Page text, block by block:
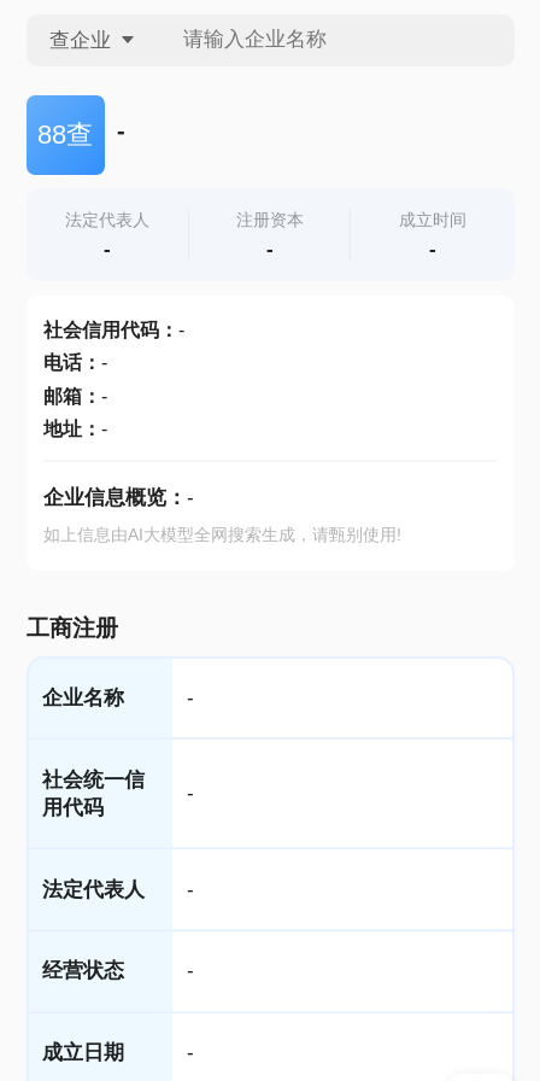
查企业
查企业
查产地
88查 -
法定代表人
-
注册资本
-
成立时间
-
社会信用代码： -
电话： -
邮箱： -
地址： -
企业信息概览： -
如上信息由AI大模型全网搜索生成，请甄别使用!
工商注册
企业名称 -
社会统一信
用代码
-
法定代表人 -
经营状态 -
成立日期 -